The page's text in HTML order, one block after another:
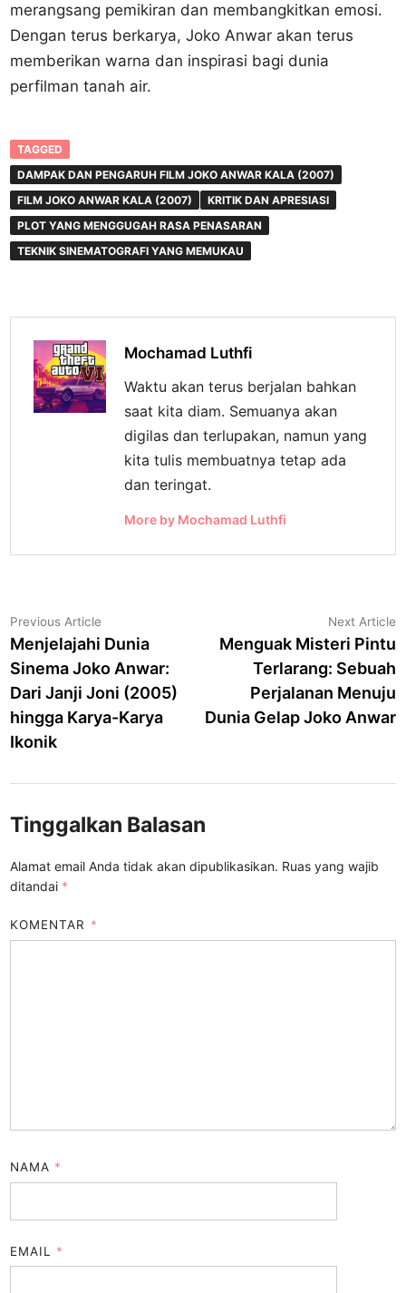
merangsang pemikiran dan membangkitkan emosi.
Dengan terus berkarya, Joko Anwar akan terus
memberikan warna dan inspirasi bagi dunia
perfilman tanah air.
TAGGED
DAMPAK DAN PENGARUH FILM JOKO ANWAR KALA (2007)
FILM JOKO ANWAR KALA (2007)
KRITIK DAN APRESIASI
PLOT YANG MENGGUGAH RASA PENASARAN
TEKNIK SINEMATOGRAFI YANG MEMUKAU
Mochamad Luthfi
Waktu akan terus berjalan bahkan
saat kita diam. Semuanya akan
digilas dan terlupakan, namun yang
kita tulis membuatnya tetap ada
dan teringat.
More by Mochamad Luthfi
Navigasi
pos
Previous Article
article:
Menjelajahi Dunia
Sinema Joko Anwar:
Dari Janji Joni (2005)
hingga Karya-Karya
Ikonik
Next Article
Menguak Misteri Pintu
Terlarang: Sebuah
Perjalanan Menuju
Dunia Gelap Joko Anwar
Tinggalkan Balasan
Alamat email Anda tidak akan dipublikasikan. Ruas yang wajib
ditandai *
KOMENTAR *
NAMA *
EMAIL *